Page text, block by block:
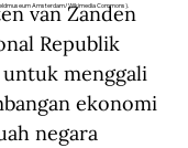
Amsterdam/Wikimedia Commons).
van Zanden
Republik
menggali
ekonomi
negara